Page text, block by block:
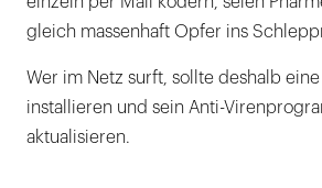
gleich massenhaft Opfer ins
Wer im Netz surft, sollte deshalb eine
installieren und sein Anti-
aktualisieren.